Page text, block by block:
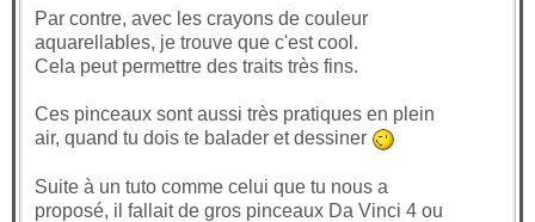
Par contre, avec les crayons de couleur
aquarellables, je trouve que c'est cool.
Cela peut permettre des traits très fins.
Ces pinceaux sont aussi très pratiques en plein
air, quand tu dois te balader et dessiner
Suite à un tuto comme celui que tu nous a
proposé, il fallait de gros pinceaux Da Vinci 4 ou